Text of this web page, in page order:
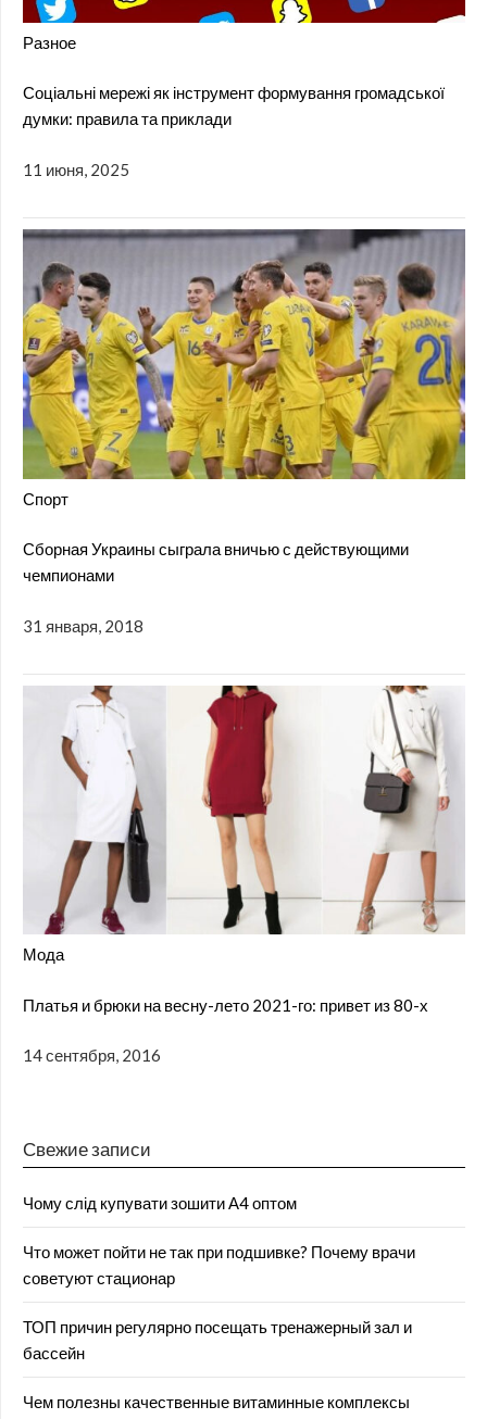
Разное
Соціальні мережі як інструмент формування громадської
думки: правила та приклади
11 июня, 2025
Спорт
Сборная Украины сыграла вничью с действующими
чемпионами
31 января, 2018
Мода
Платья и брюки на весну-лето 2021-го: привет из 80-х
14 сентября, 2016
Свежие записи
Чому слід купувати зошити А4 оптом
Что может пойти не так при подшивке? Почему врачи
советуют стационар
ТОП причин регулярно посещать тренажерный зал и
бассейн
Чем полезны качественные витаминные комплексы